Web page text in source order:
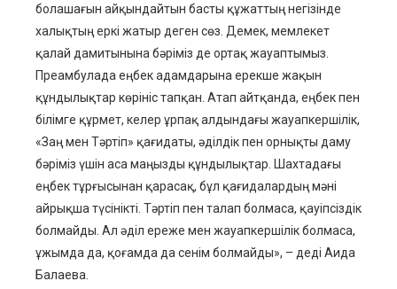
болашағын айқындайтын басты құжаттың негізінде
халықтың еркі жатыр деген сөз. Демек, мемлекет
қалай дамитынына бәріміз де ортақ жауаптымыз.
Преамбулада еңбек адамдарына ерекше жақын
құндылықтар көрініс тапқан. Атап айтқанда, еңбек пен
білімге құрмет, келер ұрпақ алдындағы жауапкершілік,
«Заң мен Тәртіп» қағидаты, әділдік пен орнықты даму
бәріміз үшін аса маңызды құндылықтар. Шахтадағы
еңбек тұрғысынан қарасақ, бұл қағидалардың мәні
айрықша түсінікті. Тәртіп пен талап болмаса, қауіпсіздік
болмайды. Ал әділ ереже мен жауапкершілік болмаса,
ұжымда да, қоғамда да сенім болмайды», – деді Аида
Балаева.